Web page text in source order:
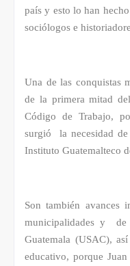
país y esto lo han
sociólogos e
Una de las conquistas
de la primera mitad
Código de Trabajo,
surgió la necesidad
Instituto Guatemalteco
Son también avances
municipalidades y de
Guatemala (USAC),
educativo, porque